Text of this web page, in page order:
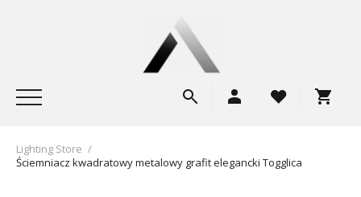
Lighting Store /
Ściemniacz kwadratowy metalowy grafit elegancki Togglica